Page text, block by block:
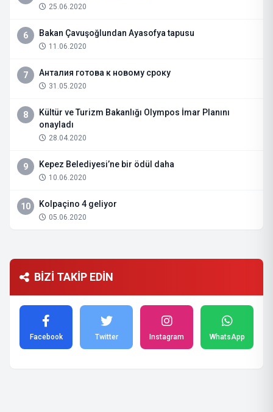
25.06.2020
6 Bakan Çavuşoğlundan Ayasofya tapusu
11.06.2020
7 Анталия готова к новому сроку
31.05.2020
8
Kültür ve Turizm Bakanlığı Olympos İmar Planını
onayladı
28.04.2020
9 Kepez Belediyesi’ne bir ödül daha
10.06.2020
10 Kolpaçino 4 geliyor
05.06.2020
BİZİ TAKİP EDİN
Facebook Twitter Instagram WhatsApp